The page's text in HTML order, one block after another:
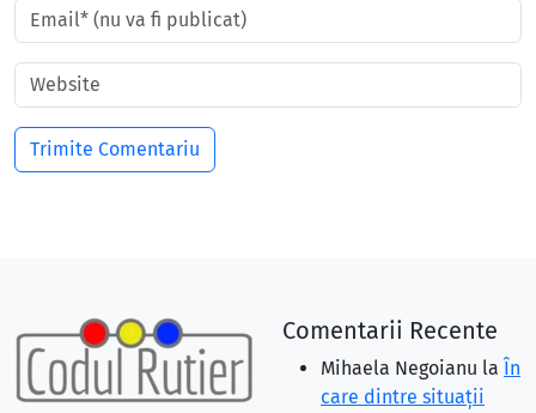
Comentarii Recente
Mihaela Negoianu la În
care dintre situaţii